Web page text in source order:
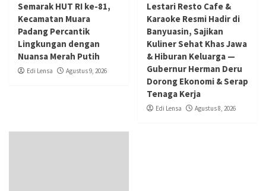
Semarak HUT RI ke-81,
Kecamatan Muara
Padang Percantik
Lingkungan dengan
Nuansa Merah Putih
Edi Lensa Agustus 9, 2026
Lestari Resto Cafe &
Karaoke Resmi Hadir di
Banyuasin, Sajikan
Kuliner Sehat Khas Jawa
& Hiburan Keluarga —
Gubernur Herman Deru
Dorong Ekonomi & Serap
Tenaga Kerja
Edi Lensa Agustus 8, 2026